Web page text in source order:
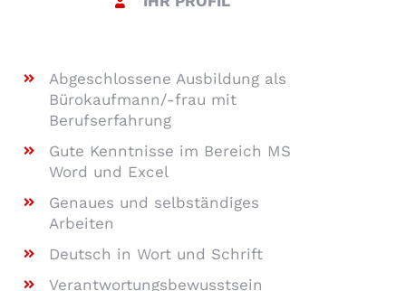
Abgeschlossene Ausbildung als
Bürokaufmann/-frau mit
Berufserfahrung
Gute Kenntnisse im Bereich MS
Word und Excel
Genaues und selbständiges
Arbeiten
Deutsch in Wort und Schrift
Verantwortungsbewusstsein